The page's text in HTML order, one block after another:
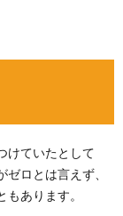
けていたとして
ロとは言えず、
あります。